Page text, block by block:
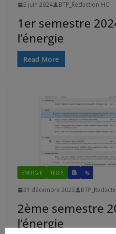
5 juin 2024 BTP_Redaction-HC
1er semestre
l’énergie
Read More
ENERGIE TÉLEX 🗞
31 décembre 2023
2ème semestre
l’énergie